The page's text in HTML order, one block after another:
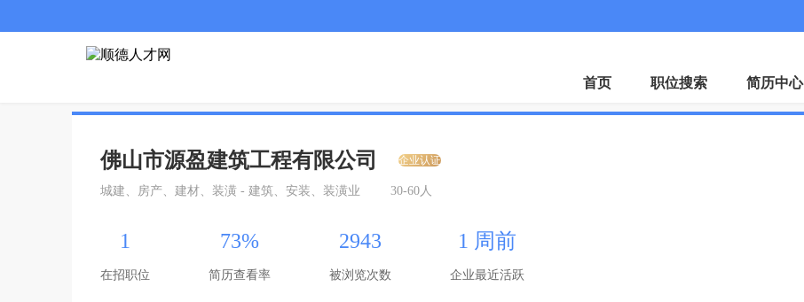
招聘会 下载APP
首页 职位搜索 简历中心
佛山市源盈建筑工程有限公司 企业认证
城建、房产、建材、装潢 - 建筑、安装、装潢业 30-60人
1
在招职位
73%
简历查看率
2943
被浏览次数
1 周前
企业最近活跃